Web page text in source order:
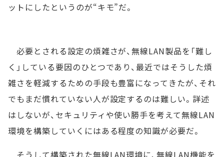
ットにしたというのが“キモ”だ。
必要とされる設定の煩雑さが、無線LAN製品を「難し
く」している要因のひとつであり、最近ではそうした煩
雑さを軽減するための手段も豊富になってきたが、それ
でもまだ慣れていない人が設定するのは難しい。詳述
はしないが、セキュリティや使い勝手を考えて無線LAN
環境を構築していくにはある程度の知識が必要だ。
そうして構築された無線LAN環境に、無線LAN機能を